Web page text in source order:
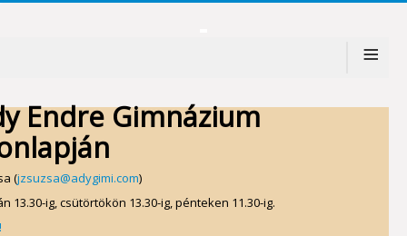
≡
Endre Gimnázium
(jzsuzsa@adygimi.com)
ig, csütörtökön 13.30-ig, pénteken 11.30-ig.